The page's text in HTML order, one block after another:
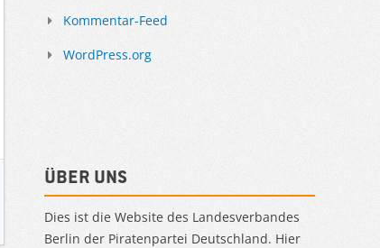
Kommentar-Feed
WordPress.org
Über uns
Dies ist die Website des Landesverbandes
Berlin der Piratenpartei Deutschland. Hier